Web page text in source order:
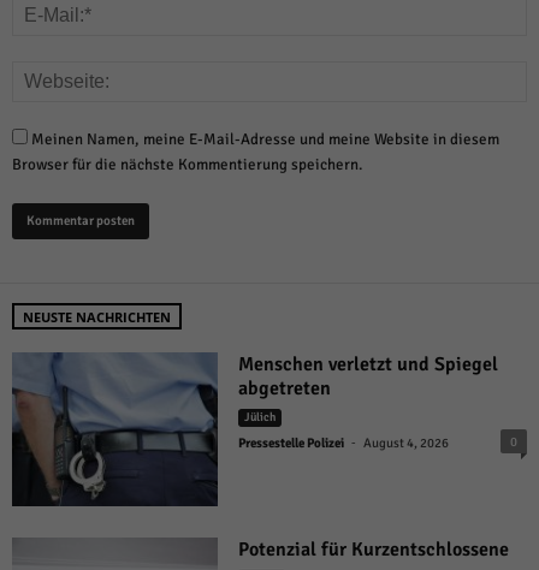
Meinen Namen, meine E-Mail-Adresse und meine Website in diesem
Browser für die nächste Kommentierung speichern.
NEUSTE NACHRICHTEN
Menschen verletzt und Spiegel
abgetreten
Jülich
Pressestelle Polizei - August 4, 2026 0
Potenzial für Kurzentschlossene